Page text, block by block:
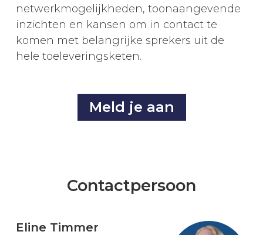
netwerkmogelijkheden, toonaangevende
inzichten en kansen om in contact te
komen met belangrijke sprekers uit de
hele toeleveringsketen.
Meld je aan
Contactpersoon
Eline Timmer